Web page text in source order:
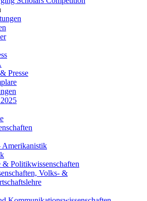
Presse
Amerikanistik
& Politikwissenschaften
Volks- &